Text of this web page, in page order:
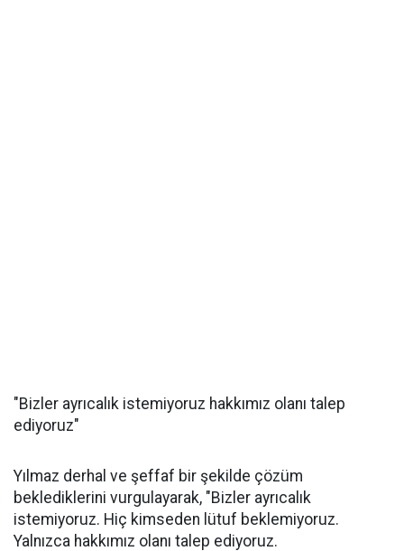
"Bizler ayrıcalık istemiyoruz hakkımız olanı talep
ediyoruz"
Yılmaz derhal ve şeffaf bir şekilde çözüm
beklediklerini vurgulayarak, "Bizler ayrıcalık
istemiyoruz. Hiç kimseden lütuf beklemiyoruz.
Yalnızca hakkımız olanı talep ediyoruz.